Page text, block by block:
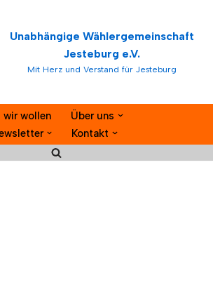
Unabhängige Wählergemeinschaft
Jesteburg e.V.
Mit Herz und Verstand für Jesteburg
wir wollen
Über uns
Kontakt